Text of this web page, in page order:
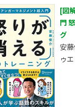
[図
門
グ
安
ゥ